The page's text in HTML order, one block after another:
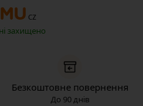
CZ
захищено
Безкоштовне повернення
До 90 днів